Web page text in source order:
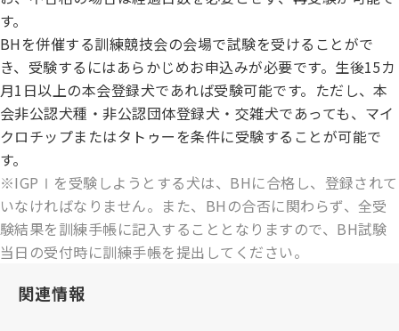
ジュニアハンドラー
過去の大会結果
犬の絵コンクールについて
愛犬とのふれあい写真コンテストについて
愛犬とのふれあいの俳句について
す。
BHを併催する訓練競技会の会場で試験を受けることがで
き、受験するにはあらかじめお申込みが必要です。生後15カ
月1日以上の本会登録犬であれば受験可能です。ただし、本
会非公認犬種・非公認団体登録犬・交雑犬であっても、マイ
クロチップまたはタトゥーを条件に受験することが可能で
す。
※IGPⅠを受験しようとする犬は、BHに合格し、登録されて
いなければなりません。また、BHの合否に関わらず、全受
験結果を訓練手帳に記入することとなりますので、BH試験
当日の受付時に訓練手帳を提出してください。
関連情報